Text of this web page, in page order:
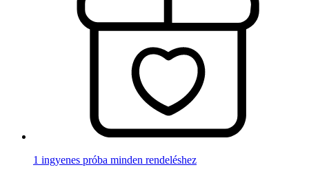
1 ingyenes próba minden rendeléshez